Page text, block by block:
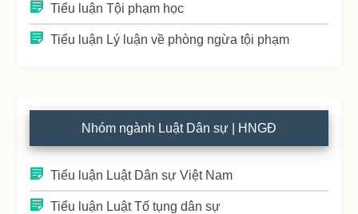
Tiểu luận Tội phạm học
Tiểu luận Lý luận về phòng ngừa tội phạm
Nhóm ngành Luật Dân sự | HNGĐ
Tiểu luận Luật Dân sự Việt Nam
Tiểu luận Luật Tố tụng dân sự